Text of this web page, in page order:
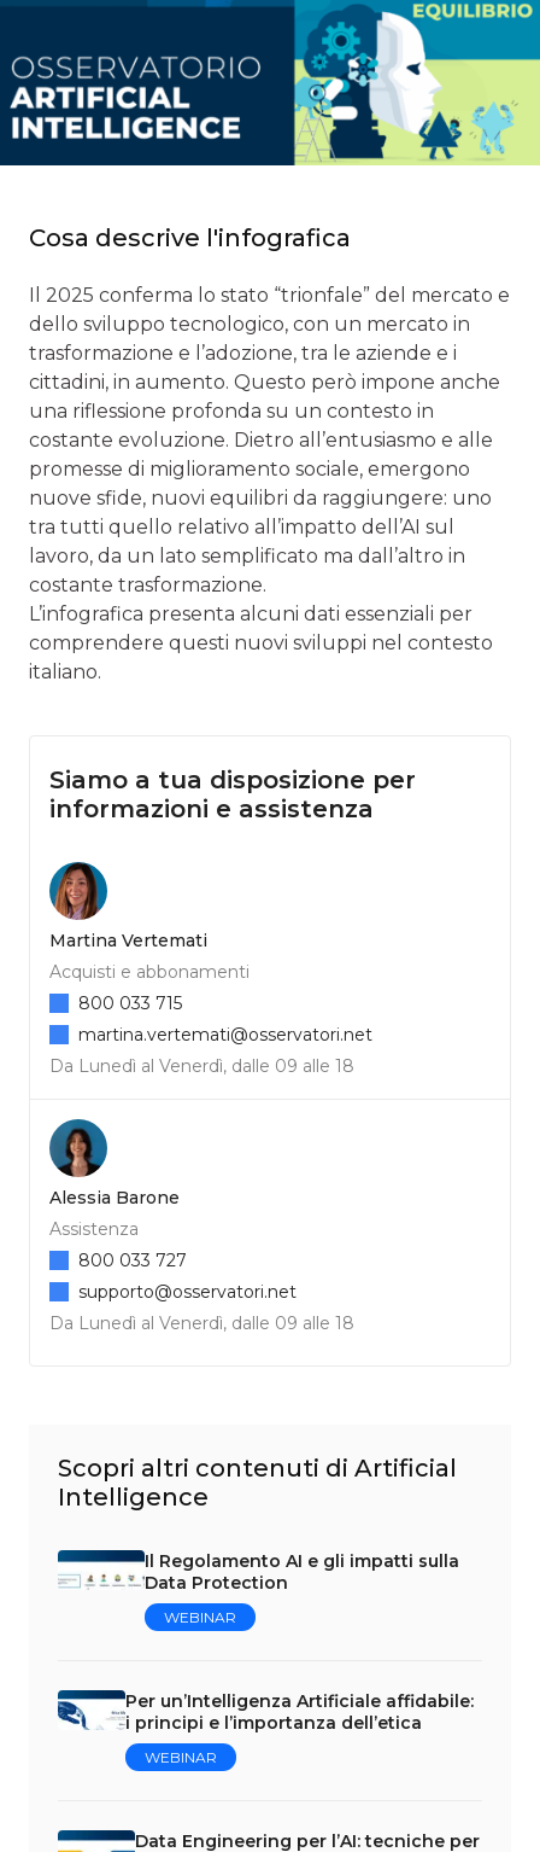
Cosa descrive l'infografica
Il 2025 conferma lo stato “trionfale” del mercato e
dello sviluppo tecnologico, con un mercato in
trasformazione e l’adozione, tra le aziende e i
cittadini, in aumento. Questo però impone anche
una riflessione profonda su un contesto in
costante evoluzione. Dietro all’entusiasmo e alle
promesse di miglioramento sociale, emergono
nuove sfide, nuovi equilibri da raggiungere: uno
tra tutti quello relativo all’impatto dell’AI sul
lavoro, da un lato semplificato ma dall’altro in
costante trasformazione.
L’infografica presenta alcuni dati essenziali per
comprendere questi nuovi sviluppi nel contesto
italiano.
Siamo a tua disposizione per
informazioni e assistenza
Martina Vertemati
Acquisti e abbonamenti
Da Lunedì al Venerdì, dalle 09 alle 18
800 033 715
martina.vertemati@osservatori.net
Alessia Barone
Assistenza
Da Lunedì al Venerdì, dalle 09 alle 18
800 033 727
supporto@osservatori.net
Scopri altri contenuti di Artificial
Intelligence
Il Regolamento AI e gli impatti sulla
Data Protection
WEBINAR
Per un’Intelligenza Artificiale affidabile:
i principi e l’importanza dell’etica
WEBINAR
Data Engineering per l’AI: tecniche per